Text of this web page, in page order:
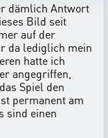
dämlich Antwort
Bild seit
auf der
da lediglich mein
hatte ich
angegriffen,
Spiel den
permanent am
sind einen